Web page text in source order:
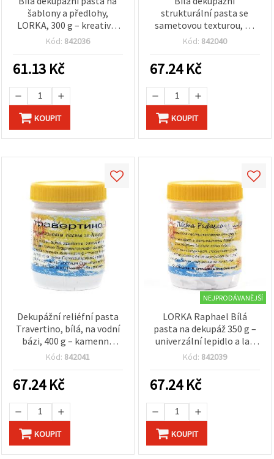
šablony a předlohy,
LORKA, 300 g – kreativní
pasta pro dekupáž,
scrapbooking
Kód: 842036
61.13 Kč
KOUPIT
strukturální pasta se
sametovou texturou, na
vodní bázi,
efekt, pro šablony a
mixed media na dřevo,
papír a plátno, 400 g
Kód: 842040
67.24Kč
KOUPIT
Dekupážní reliéfní pasta
Travertino, bílá, na vodní
bázi, 400 g – kamenná
textura, na šablony, mixed
Kód: 842041
67.24Kč
KOUPIT
NEJPRODÁVANĚJŠÍ
LORKA Raphael Bílá
pasta na dekupáž 350 g –
univerzální lepidlo a lak
na různé povrchy pro
snadná aplikace, po
zaschnutí čirá
Kód: 842039
67.24Kč
KOUPIT